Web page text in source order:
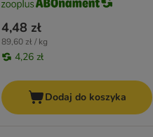
4,48 zł
89,60 zł / kg
4,26 zł
Dodaj do koszyka